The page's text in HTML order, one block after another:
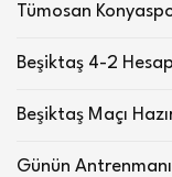
Tümosan
Beşiktaş 4-2
Beşiktaş Maçı
Günün